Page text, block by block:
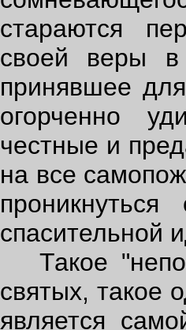
стараются
своей веры
принявшее
огорченно
честные и
на все
спасительной
Такое
святых, такое
является